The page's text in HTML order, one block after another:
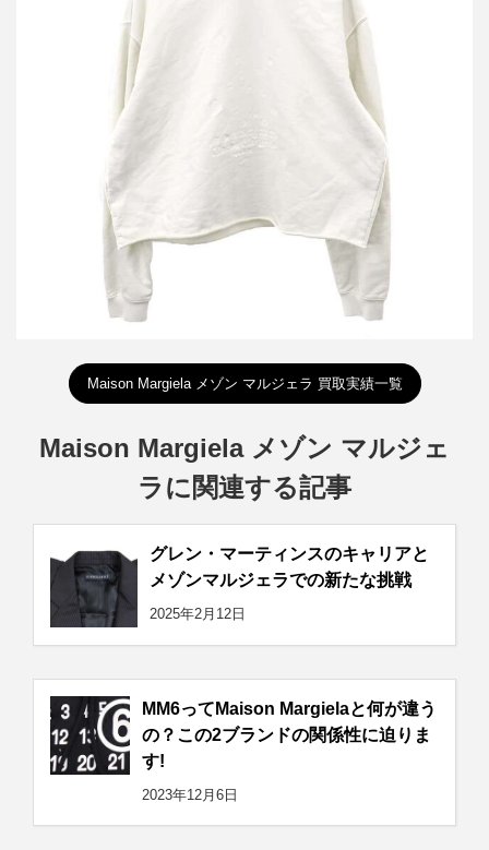
メゾン マルジェラ 23SS カレンダー ナンバリングエンブロイダリ
ーオーバーサイズスウェットパーカー
詳しく見る
Maison Margiela メゾン マルジェラ 買取実績一覧
Maison Margiela メゾン マルジェ
ラに関連する記事
グレン・マーティンスのキャリアと
メゾンマルジェラでの新たな挑戦
2025年2月12日
MM6ってMaison Margielaと何が違う
の？この2ブランドの関係性に迫りま
す!
2023年12月6日